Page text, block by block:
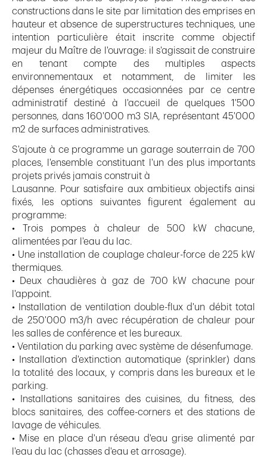
constructions dans le site par limitation des emprises en
hauteur et absence de superstructures techniques, une
intention particulière était inscrite comme objectif
majeur du Maître de l'ouvrage: il s'agissait de construire
en tenant compte des multiples aspects
environnementaux et notamment, de limiter les
dépenses énergétiques occasionnées par ce centre
administratif destiné à l'accueil de quelques 1'500
personnes, dans 160'000 m3 SIA, représentant 45'000
m2 de surfaces administratives.
S'ajoute à ce programme un garage souterrain de 700
places, l'ensemble constituant l'un des plus importants
projets privés jamais construit à
Lausanne. Pour satisfaire aux ambitieux objectifs ainsi
fixés, les options suivantes figurent également au
programme:
• Trois pompes à chaleur de 500 kW chacune,
alimentées par l'eau du lac.
• Une installation de couplage chaleur-force de 225 kW
thermiques.
• Deux chaudières à gaz de 700 kW chacune pour
l'appoint.
• Installation de ventilation double-flux d'un débit total
de 250'000 m3/h avec récupération de chaleur pour
les salles de conférence et les bureaux.
• Ventilation du parking avec système de désenfumage.
• Installation d'extinction automatique (sprinkler) dans
la totalité des locaux, y compris dans les bureaux et le
parking.
• Installations sanitaires des cuisines, du fitness, des
blocs sanitaires, des coffee-corners et des stations de
lavage de véhicules.
• Mise en place d'un réseau d'eau grise alimenté par
l'eau du lac (chasses d'eau et arrosage).